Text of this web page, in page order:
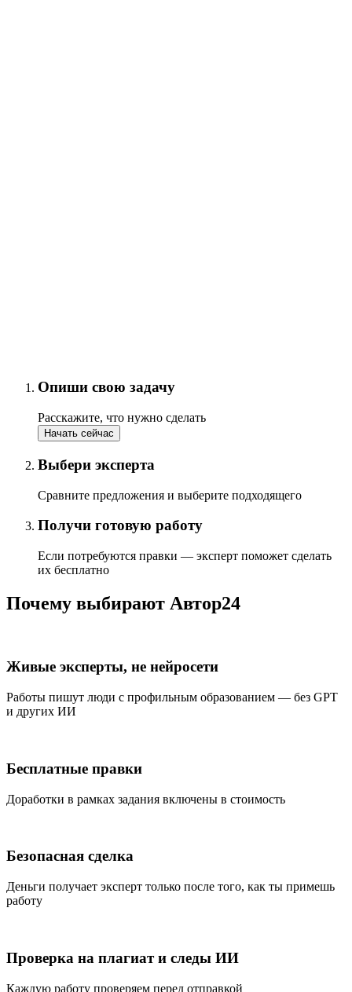
Опиши свою задачу
Расскажите, что нужно сделать
Начать сейчас
Выбери эксперта
Сравните предложения и выберите подходящего
Получи готовую работу
Если потребуются правки — эксперт поможет сделать
их бесплатно
Почему выбирают Автор24
Живые эксперты, не нейросети
Работы пишут люди с профильным образованием — без GPT
и других ИИ
Бесплатные правки
Доработки в рамках задания включены в стоимость
Безопасная сделка
Деньги получает эксперт только после того, как ты примешь
работу
Проверка на плагиат и следы ИИ
Каждую работу проверяем перед отправкой